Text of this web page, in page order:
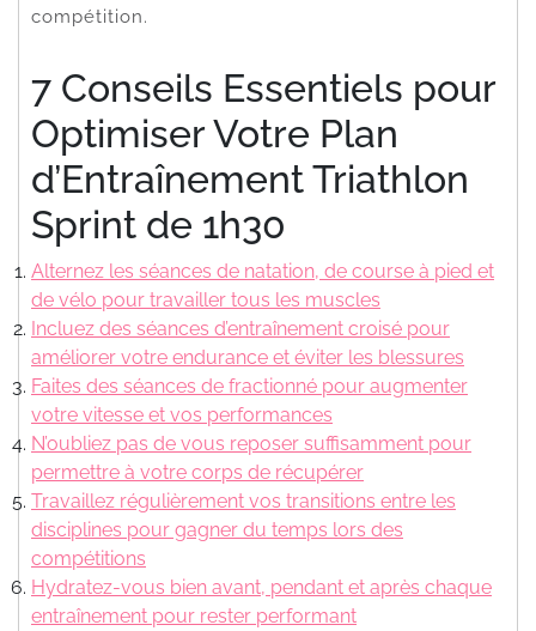
compétition.
7 Conseils Essentiels pour
Optimiser Votre Plan
d’Entraînement Triathlon
Sprint de 1h30
Alternez les séances de natation, de course à pied et
de vélo pour travailler tous les muscles
Incluez des séances d’entraînement croisé pour
améliorer votre endurance et éviter les blessures
Faites des séances de fractionné pour augmenter
votre vitesse et vos performances
N’oubliez pas de vous reposer suffisamment pour
permettre à votre corps de récupérer
Travaillez régulièrement vos transitions entre les
disciplines pour gagner du temps lors des
compétitions
Hydratez-vous bien avant, pendant et après chaque
entraînement pour rester performant